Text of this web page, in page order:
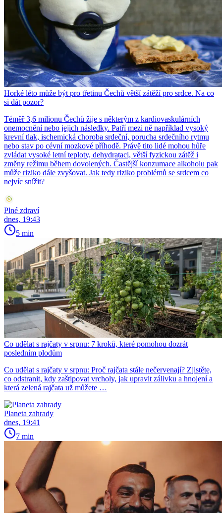
Horké léto může být pro třetinu Čechů větší zátěží pro srdce. Na co
si dát pozor?
Téměř 3,6 milionu Čechů žije s některým z kardiovaskulárních
onemocnění nebo jejich následky. Patří mezi ně například vysoký
krevní tlak, ischemická choroba srdeční, porucha srdečního rytmu
nebo stav po cévní mozkové příhodě. Právě tito lidé mohou hůře
zvládat vysoké letní teploty, dehydrataci, větší fyzickou zátěž i
změny režimu během dovolených. Častější konzumace alkoholu pak
může riziko dále zvyšovat. Jak tedy riziko problémů se srdcem co
nejvíc snížit?
Plné zdraví
dnes, 19:43
5 min
Co udělat s rajčaty v srpnu: 7 kroků, které pomohou dozrát
posledním plodům
Co udělat s rajčaty v srpnu: Proč rajčata stále nečervenají? Zjistěte,
co odstranit, kdy zaštipovat vrcholy, jak upravit zálivku a hnojení a
která zelená rajčata už můžete …
Planeta zahrady
dnes, 19:41
7 min